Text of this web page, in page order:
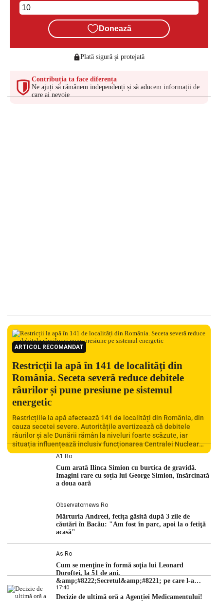
Donează
Plată sigură și protejată
Contribuția ta face diferența
Ne ajuți să rămânem independenți și să aducem informații de
care ai nevoie
ARTICOL RECOMANDAT
Restricții la apă în 141 de localități din
România. Seceta severă reduce debitele
râurilor și pune presiune pe sistemul
energetic
Restricțiile la apă afectează 141 de localități din România, din
cauza secetei severe. Autoritățile avertizează că debitele
râurilor și ale Dunării rămân la niveluri foarte scăzute, iar
situația influențează inclusiv funcționarea Centralei Nucleare
de la Cernavodă. România se confruntă cu una dintre cele mai
A1.ro
Cum arată Ilinca Simion cu burtica de gravidă.
Imagini rare cu soția lui George Simion, însărcinată
a doua oară
Observatornews.ro
Mărturia Andreei, fetiţa găsită după 3 zile de
căutări în Bacău: "Am fost în parc, apoi la o fetiţă
acasă"
As.ro
Cum se menţine în formă soţia lui Leonard
Doroftei, la 51 de ani.
&amp;#8222;Secretul&amp;#8221; pe care l-a
dezvăluit
17:40
Decizie de ultimă oră a Agenției Medicamentului!